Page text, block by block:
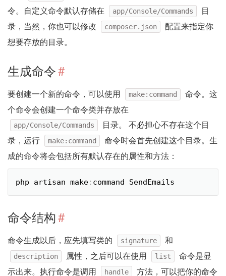
令。自定义命令默认存储在
app/Console/Commands
目
录，当然，你也可以修改
composer.json
配置来指定你
想要存放的目录。
生成命令#
要创建一个新的命令，可以使用 make:command
命令。这
个命令会创建一个命令类并存放在
app/Console/Commands
目录。 不必担心不存在这个目
录，运行
make:command
命令时会首先创建这个目录。生
成的命令将会包括所有默认存在的属性和方法：
php artisan make: command SendEmails
命令结构#
命令生成以后，应先填写类的 signature 和
description 属性，之后可以在使用 list
命令是显
示出来。执行命令是调用
handle
方法，可以把你的命令